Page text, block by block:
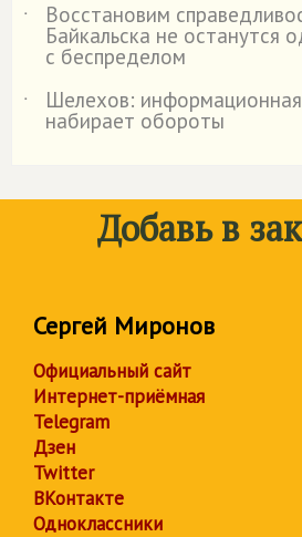
˙
Восстановим
Байкальска не останутся
с беспределом
˙
Шелехов:
набирает обороты
Добавь в
Сергей Миронов
Официальный сайт
Интернет-приёмная
Telegram
Дзен
Twitter
ВКонтакте
Одноклассники